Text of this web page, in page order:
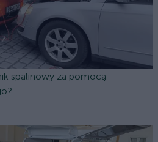
spalinowy za pomocą